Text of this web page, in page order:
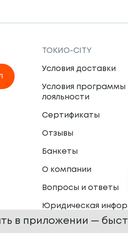
ТОКИО-CITY
Условия доставки
Условия программы
лояльности
Сертификаты
Отзывы
Банкеты
О компании
Вопросы и ответы
Юридическая
в приложении —